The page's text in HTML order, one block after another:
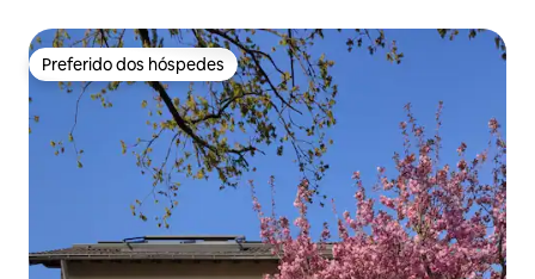
Preferido dos hóspedes
Preferido dos hóspedes